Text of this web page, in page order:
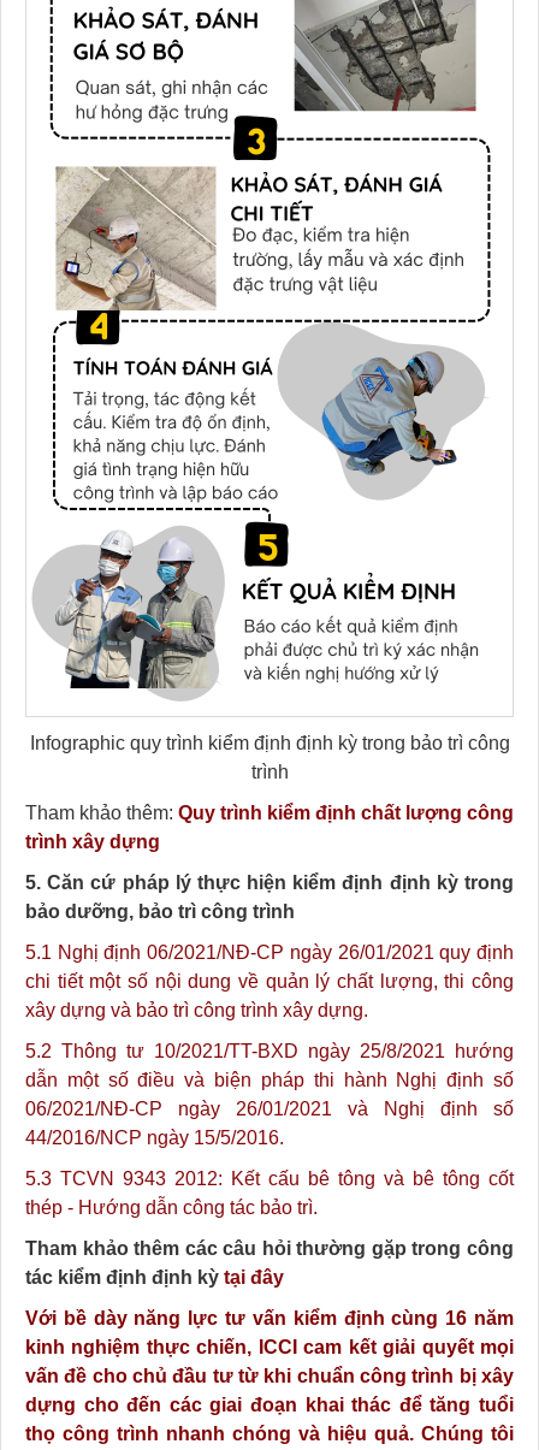
Infographic quy trình kiểm định định kỳ trong bảo trì công
trình
Tham khảo thêm: Quy trình kiểm định chất lượng công
trình xây dựng
5. Căn cứ pháp lý thực hiện kiểm định định kỳ trong
bảo dưỡng, bảo trì công trình
5.1 Nghị định 06/2021/NĐ-CP ngày 26/01/2021 quy định
chi tiết một số nội dung về quản lý chất lượng, thi công
xây dựng và bảo trì công trình xây dựng.
5.2 Thông tư 10/2021/TT-BXD ngày 25/8/2021 hướng
dẫn một số điều và biện pháp thi hành Nghị định số
06/2021/NĐ-CP ngày 26/01/2021 và Nghị định số
44/2016/NCP ngày 15/5/2016.
5.3 TCVN 9343 2012: Kết cấu bê tông và bê tông cốt
thép - Hướng dẫn công tác bảo trì.
Tham khảo thêm các câu hỏi thường gặp trong công
tác kiểm định định kỳ tại đây
Với bề dày năng lực tư vấn kiểm định cùng 16 năm
kinh nghiệm thực chiến, ICCI cam kết giải quyết mọi
vấn đề cho chủ đầu tư từ khi chuẩn công trình bị xây
dựng cho đến các giai đoạn khai thác để tăng tuổi
thọ công trình nhanh chóng và hiệu quả. Chúng tôi